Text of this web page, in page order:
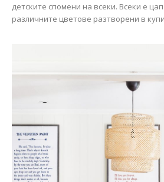
детските спомени на всеки. Всеки е
различните цветове разтворени в